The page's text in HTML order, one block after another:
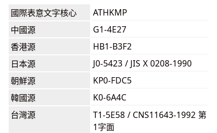
國際表意文字核心
ATHKMP
中國源
G1-4E27
香港源
HB1-B3F2
日本源
J0-5423 / JIS X 0208-1990
朝鮮源
KP0-FDC5
韓國源
K0-6A4C
台灣源
T1-5E58 / CNS11643-1992 第
1字面